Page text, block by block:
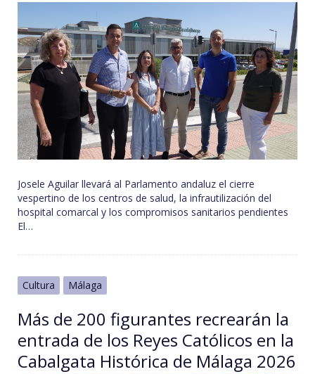
Josele Aguilar llevará al Parlamento andaluz el cierre
vespertino de los centros de salud, la infrautilización del
hospital comarcal y los compromisos sanitarios pendientes
El…
Cultura Málaga
Más de 200 figurantes recrearán la
entrada de los Reyes Católicos en la
Cabalgata Histórica de Málaga 2026